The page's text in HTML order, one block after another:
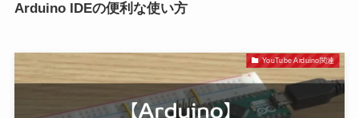
Arduino IDEの便利な使い方
YouTube Arduino関連